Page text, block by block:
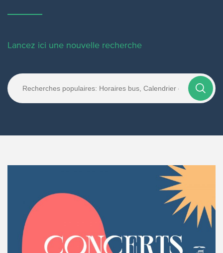
Lancez ici une nouvelle recherche